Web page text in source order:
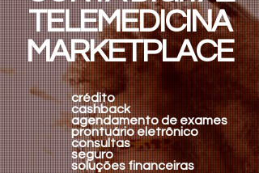
TELEMEDICINA
MARKETPLACE
crédito
cashback
agendamento de exames
prontuário eletrônico
consultas
seguro
soluções financeiras